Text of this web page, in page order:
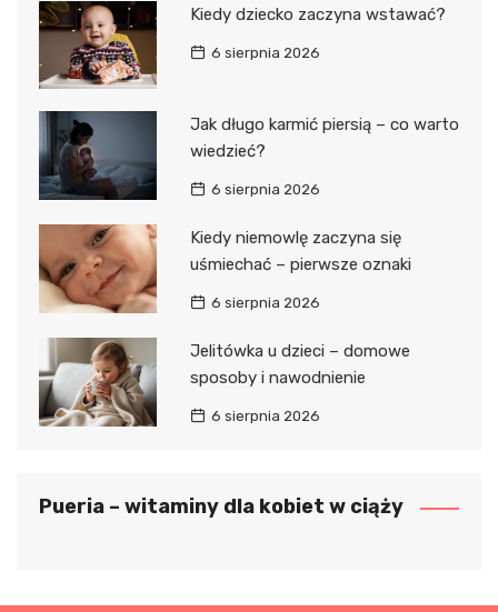
Kiedy dziecko zaczyna wstawać?
6 sierpnia 2026
Jak długo karmić piersią – co warto
wiedzieć?
6 sierpnia 2026
Kiedy niemowlę zaczyna się
uśmiechać – pierwsze oznaki
6 sierpnia 2026
Jelitówka u dzieci – domowe
sposoby i nawodnienie
6 sierpnia 2026
Pueria – witaminy dla kobiet w ciąży